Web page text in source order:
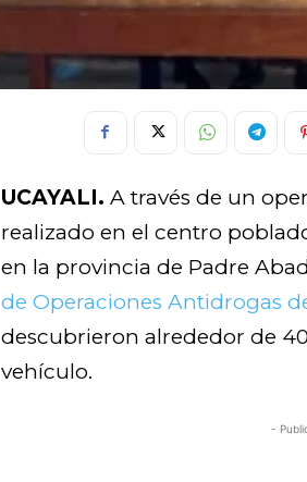
UCAYALI.A través de un
realizado en el centro
en la provincia de Padre
de Operaciones Antidrogas
descubrieron alrededor de
vehículo.
-